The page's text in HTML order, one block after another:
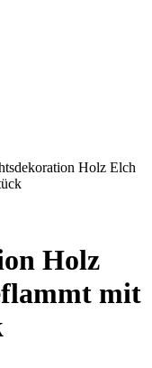
Holz Elch
Holz
mit